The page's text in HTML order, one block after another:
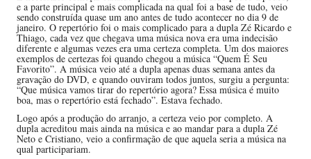
e a parte principal e mais complicada na qual foi a base de tudo, veio
sendo construída quase um ano antes de tudo acontecer no dia 9 de
janeiro. O repertório foi o mais complicado para a dupla Zé Ricardo e
Thiago, cada vez que chegava uma música nova era uma indecisão
diferente e algumas vezes era uma certeza completa. Um dos maiores
exemplos de certezas foi quando chegou a música “Quem É Seu
Favorito”. A música veio até a dupla apenas duas semana antes da
gravação do DVD, e quando ouviram todos juntos, surgiu a pergunta:
“Que música vamos tirar do repertório agora? Essa música é muito
boa, mas o repertório está fechado”. Estava fechado.
Logo após a produção do arranjo, a certeza veio por completo. A
dupla acreditou mais ainda na música e ao mandar para a dupla Zé
Neto e Cristiano, veio a confirmação de que aquela seria a música na
qual participariam.